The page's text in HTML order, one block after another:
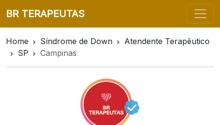
BR TERAPEUTAS
Home Síndrome de Down
Atendente Terapêutico
SP
Campinas